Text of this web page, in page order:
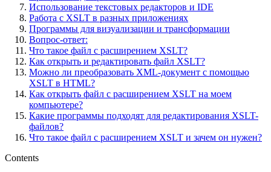
Использование текстовых редакторов и IDE
Работа с XSLT в разных приложениях
Программы для визуализации и трансформации
Вопрос-ответ:
Что такое файл с расширением XSLT?
Как открыть и редактировать файл XSLT?
Можно ли преобразовать XML-документ с помощью
XSLT в HTML?
Как открыть файл с расширением XSLT на моем
компьютере?
Какие программы подходят для редактирования XSLT-
файлов?
Что такое файл с расширением XSLT и зачем он нужен?
Contents